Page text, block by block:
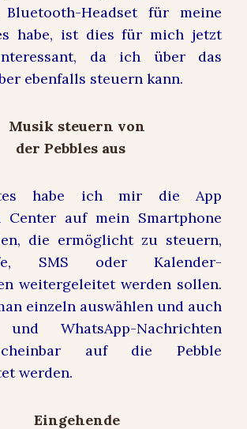
Headset für meine
habe, ist dies für mich jetzt
da ich über das
ebenfalls steuern kann.
habe ich mir die App
Center auf mein Smartphone
die ermöglicht zu steuern,
SMS oder Kalender-
weitergeleitet werden sollen.
einzeln auswählen und auch
und WhatsApp-Nachrichten
auf die Pebble
werden.